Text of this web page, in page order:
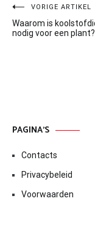
Bericht
navigatie
VORIGE ARTIKEL
Waarom is
nodig voor een plant?
PAGINA’S
Contacts
Privacybeleid
Voorwaarden